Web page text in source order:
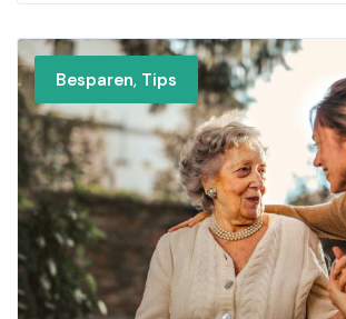
Besparen, Tips